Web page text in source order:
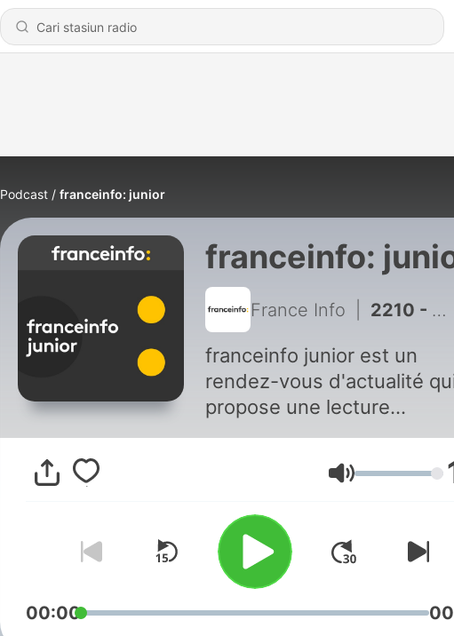
Podcast franceinfo: junior
franceinfo:
France Info 2210 - À bord de l’Ocean Fifty-Sodebo, avec le skipper Léonard Legrand
franceinfo junior est un
rendez-vous d'actualité
propose une lecture
pédagogique de l'actualité
présenté par Estelle
Vous aimez ce podcast ?
écouter tous les épisodes
sans limite, rendez-vous sur
Radio France
Volume
00:00